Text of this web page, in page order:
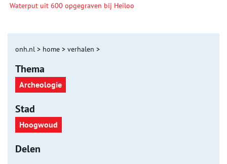
Waterput uit 600 opgegraven bij Heiloo
onh.nl > home > verhalen >
Thema
Archeologie
Stad
Hoogwoud
Delen